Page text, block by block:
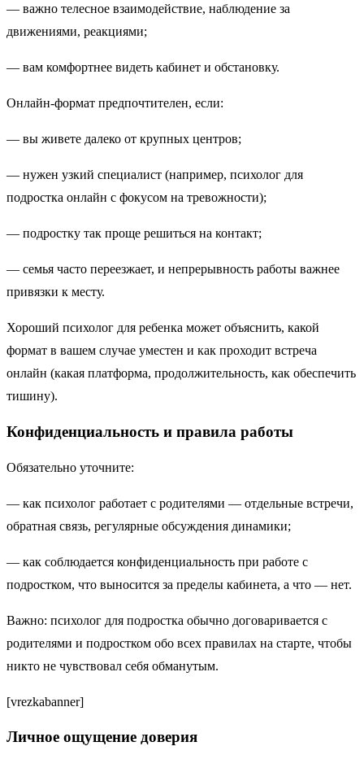
— важно телесное взаимодействие, наблюдение за
движениями, реакциями;
— вам комфортнее видеть кабинет и обстановку.
Онлайн-формат предпочтителен, если:
— вы живете далеко от крупных центров;
— нужен узкий специалист (например, психолог для
подростка онлайн с фокусом на тревожности);
— подростку так проще решиться на контакт;
— семья часто переезжает, и непрерывность работы важнее
привязки к месту.
Хороший психолог для ребенка может объяснить, какой
формат в вашем случае уместен и как проходит встреча
онлайн (какая платформа, продолжительность, как обеспечить
тишину).
Конфиденциальность и правила работы
Обязательно уточните:
— как психолог работает с родителями — отдельные встречи,
обратная связь, регулярные обсуждения динамики;
— как соблюдается конфиденциальность при работе с
подростком, что выносится за пределы кабинета, а что — нет.
Важно: психолог для подростка обычно договаривается с
родителями и подростком обо всех правилах на старте, чтобы
никто не чувствовал себя обманутым.
[vrezkabanner]
Личное ощущение доверия